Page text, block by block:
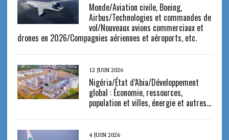
Monde/Aviation civile, Boeing,
Airbus/Technologies et commandes de
vol/Nouveaux avions commerciaux et
drones en 2026/Compagnies aériennes et aéroports, etc.
12 JUIN 2026
Nigéria/État d’Abia/Développement
global : Économie, ressources,
population et villes, énergie et autres…
4 JUIN 2026